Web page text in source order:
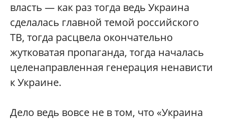
власть — как раз тогда ведь Украина
сделалась главной темой российского
ТВ, тогда расцвела окончательно
жутковатая пропаганда, тогда началась
целенаправленная генерация ненависти
к Украине.
Дело ведь вовсе не в том, что «Украина